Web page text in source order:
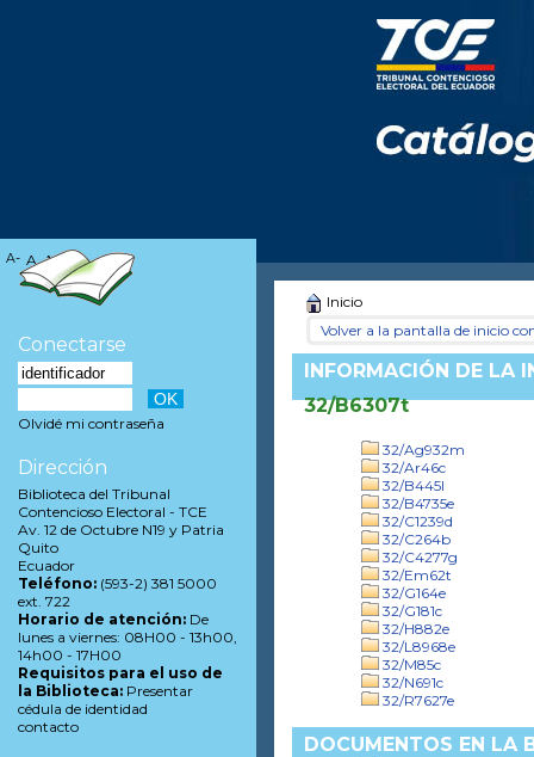
Inicio
Volver a la pantalla de inicio
INFORMACIÓN DE LA
32/B6307t
32/Ag932m
32/Ar46c
32/B445l
32/B4735e
32/C1239d
32/C264b
32/C4277g
32/Em62t
32/G164e
32/G181c
32/H882e
32/L8968e
32/M85c
32/N691c
32/R7627e
DOCUMENTOS EN LA
A- A A+
Conectarse
Olvidé mi contraseña
Dirección
Biblioteca del Tribunal
Contencioso Electoral - TCE
Av. 12 de Octubre N19 y Patria
Quito
Ecuador
Teléfono: (593-2) 381 5000
ext. 722
Horario de atención: De
lunes a viernes: 08H00 - 13h00,
14h00 - 17H00
Requisitos para el uso de
la Biblioteca: Presentar
cédula de identidad
contacto